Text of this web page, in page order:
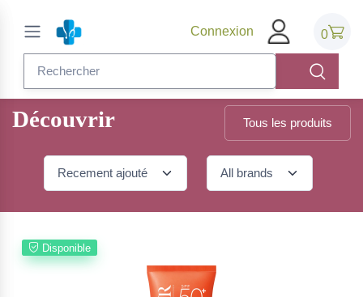
Connexion 0
Découvrir Tous les produits
Disponible